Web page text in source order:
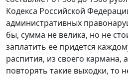
Кодекса Российской
административных
бы, сумма не велика, но не
заплатить ее придется
распития, из своего кармана,
повторять такие выходки, то